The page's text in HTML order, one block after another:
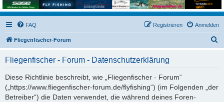
FAQ Anmelden
Registrieren
Fliegenfischer-Forum
Fliegenfischer - Forum - Datenschutzerklärung
Diese Richtlinie beschreibt, wie „Fliegenfischer - Forum“
(„https://www.fliegenfischer-forum.de/flyfishing“) (im Folgenden „der
Betreiber“) die Daten verwendet, die während deines Foren-